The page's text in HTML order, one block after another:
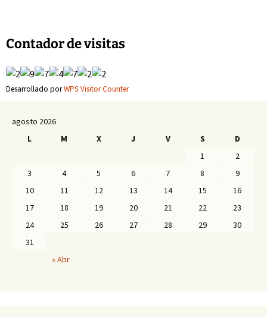
entradas
Contador de visitas
Desarrollado porWPS Visitor Counter
agosto 2026
L
M X J V S
D
1
2
3
4 5 6 7 8
9
10
11 12 13 14 15
16
17
18 19 20 21 22
23
24
25 26 27 28 29
30
31
« Abr